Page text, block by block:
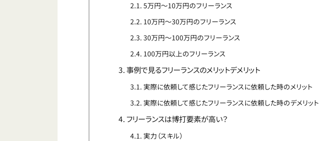
5万円〜10万円のフリーランス
10万円〜30万円のフリーランス
30万円〜100万円のフリーランス
100万円以上のフリーランス
事例で見るフリーランスのメリットデメリット
実際に依頼して感じたフリーランスに依頼した時のメリット
実際に依頼して感じたフリーランスに依頼した時のデメリット
フリーランスは博打要素が高い？
実力（スキル）